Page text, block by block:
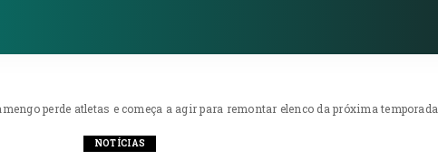
perde atletas e começa a agir para remontar elenco da próxima temporada
NOTÍCIAS